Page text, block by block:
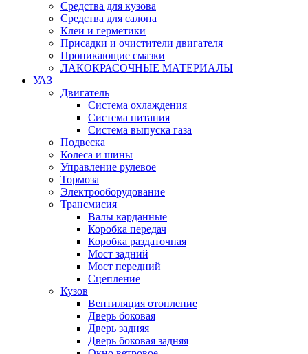
Средства для кузова
Средства для салона
Клеи и герметики
Присадки и очистители двигателя
Проникающие смазки
ЛАКОКРАСОЧНЫЕ МАТЕРИАЛЫ
УАЗ
Двигатель
Система охлаждения
Система питания
Система выпуска газа
Подвеска
Колеса и шины
Управление рулевое
Тормоза
Электрооборудование
Трансмисия
Валы карданные
Коробка передач
Коробка раздаточная
Мост задний
Мост передний
Сцепление
Кузов
Вентиляция отопление
Дверь боковая
Дверь задняя
Дверь боковая задняя